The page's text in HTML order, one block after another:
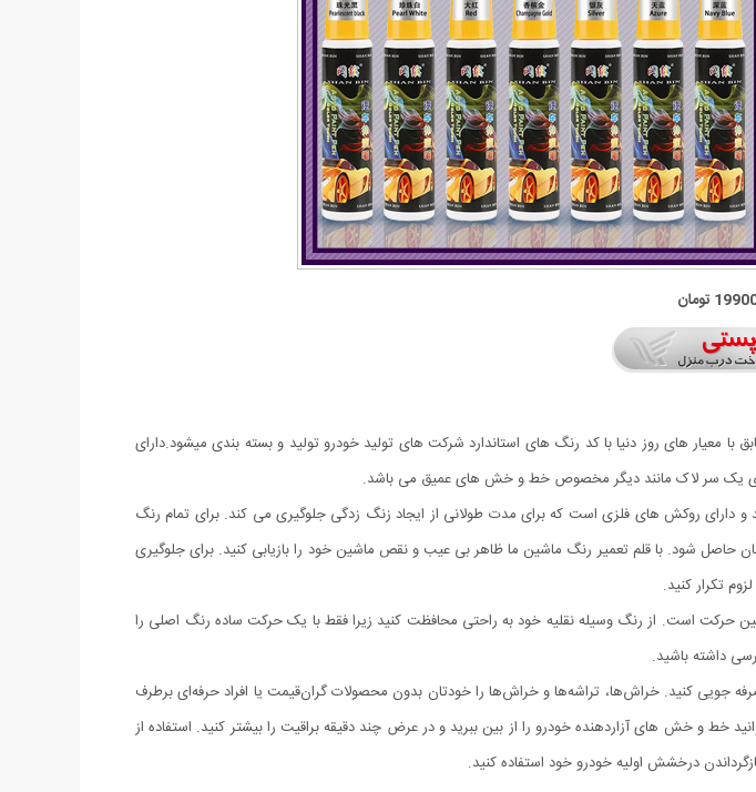
تومان
های روز دنیا با کد رنگ های استاندارد شرکت های تولید خودرو تولید و بسته بندی میشود.دارای
یک سر لاک مانند دیگر مخصوص خط و خش های عمیق می باشد.
روکش های فلزی است که برای مدت طولانی از ایجاد زنگ زدگی جلوگیری می کند. برای تمام رنگ
شود. با قلم تعمیر رنگ ماشین ما ظاهر بی عیب و نقص ماشین خود را بازیابی کنید. برای جلوگیری
تکرار کنید.
است. از رنگ وسیله نقلیه خود به راحتی محافظت کنید زیرا فقط با یک حرکت ساده رنگ اصلی را
داشته باشید.
در هزینه خود صرفه جویی کنید. خراش‌ها، تراشه‌ها و خراش‌ها را خودتان بدون محصولات گران‌قیمت یا افراد حرفه‌ای برطرف
خط و خش های آزاردهنده خودرو را از بین ببرید و در عرض چند دقیقه براقیت را بیشتر کنید. استفاده از
درخشش اولیه خودرو خود استفاده کنید.